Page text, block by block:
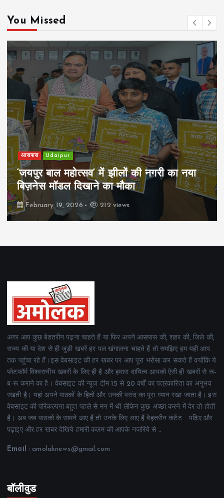
You Missed
आसपास Udaipur
‘जयपुर बाल महोत्सव’ में झीलों की नगरी का नया
बिज़नेस मॉडल दिखाने का मौका
February 19, 2026 212 views
अगर आप कुछ बेहतरीन पढ़ना चाहते हैं या फिर अपने आसपास की, शहर की, जिले की,
राज्य की या देश से ही जुड़ी खबरें हर पल खंगालना चाहते हैं तो समझिए हम यही आप
तक पहुंचा रहे हैं।इस वेबसाइट की हर खबर पर आप पूरा भरोसा कर सकते हैं क्योंकि ये
प्लेटफॉर्म विश्वसनीय खबरों के लिए ही है और हमारा दायित्व आपको ऐसी ही खबरों से रू-
ब-रू कराने का है। वेबसाइट की न्यूज टीम 15 से 20 वर्षों का पत्रकारिता का अनुभव
रखती है। यहां अपने पाठकों के हितों और उनकी पसंद का पूरा ध्यान रखा जाता है। इस
वेबसाइट की परिकल्पना बहुत पहले से मन में थी लेकिन कुछ अच्छा करने में देर तो होती
है। अब जब पाठकों के सामने आए हैं तो उनके लिए लाए हैं बेहतरीन कंटेंट .. पढ़िए और
पढ़ाइए और हर खबर देखिये हमारी कलम की आपके नजरिये से ..
Email : amolaknews@gmail.com
बॉलीवुड